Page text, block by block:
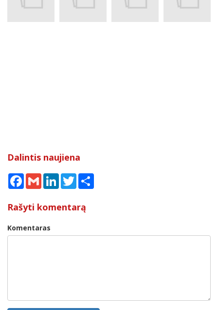
Dalintis naujiena
Facebook
Gmail LinkedInTwitter
Rašyti komentarą
Komentaras